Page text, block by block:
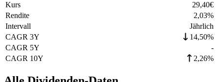
Kurs
29,40€
Rendite
2,03%
Intervall
Jährlich
CAGR 3Y
14,50%
CAGR 5Y
-
CAGR 10Y
2,26%